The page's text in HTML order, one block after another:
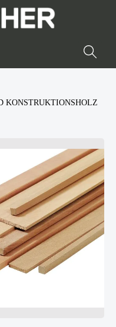
KONSTRUKTIONSHOLZ